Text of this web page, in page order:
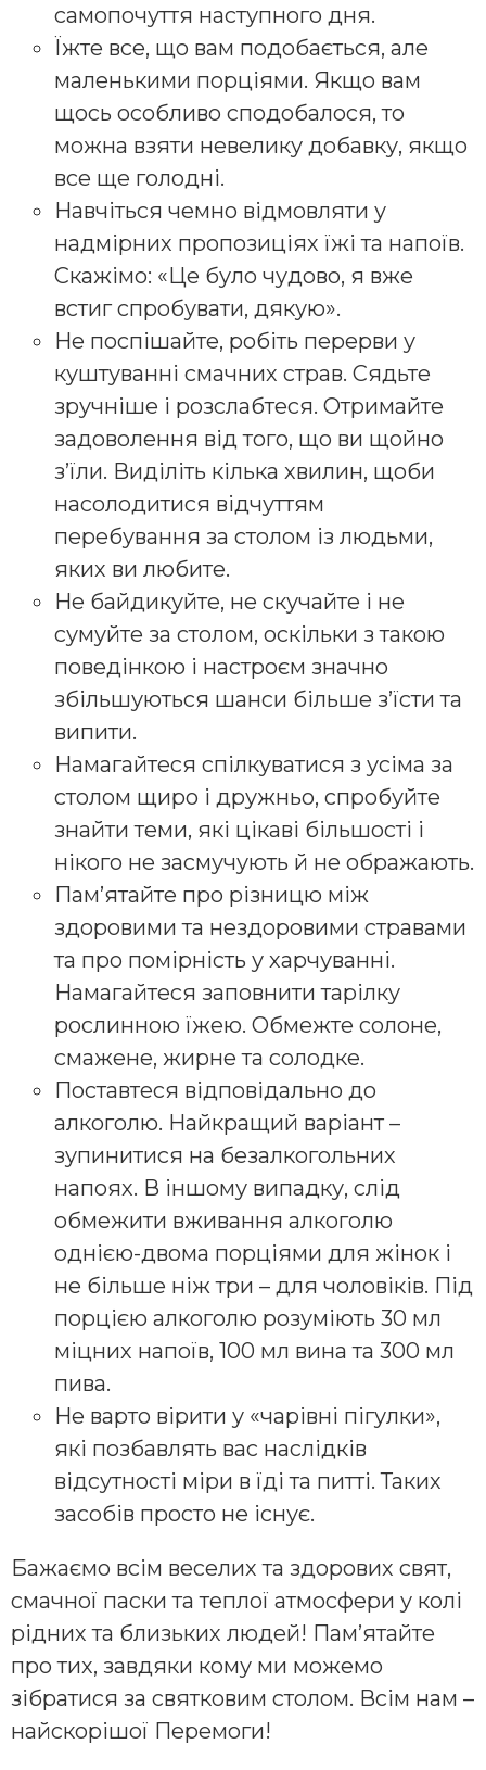
самопочуття наступного дня.
Їжте все, що вам подобається, але
маленькими порціями. Якщо вам
щось особливо сподобалося, то
можна взяти невелику добавку, якщо
все ще голодні.
Навчіться чемно відмовляти у
надмірних пропозиціях їжі та напоїв.
Скажімо: «Це було чудово, я вже
встиг спробувати, дякую».
Не поспішайте, робіть перерви у
куштуванні смачних страв. Сядьте
зручніше і розслабтеся. Отримайте
задоволення від того, що ви щойно
з’їли. Виділіть кілька хвилин, щоби
насолодитися відчуттям
перебування за столом із людьми,
яких ви любите.
Не байдикуйте, не скучайте і не
сумуйте за столом, оскільки з такою
поведінкою і настроєм значно
збільшуються шанси більше з’їсти та
випити.
Намагайтеся спілкуватися з усіма за
столом щиро і дружньо, спробуйте
знайти теми, які цікаві більшості і
нікого не засмучують й не ображають.
Памʼятайте про різницю між
здоровими та нездоровими стравами
та про помірність у харчуванні.
Намагайтеся заповнити тарілку
рослинною їжею. Обмежте солоне,
смажене, жирне та солодке.
Поставтеся відповідально до
алкоголю. Найкращий варіант –
зупинитися на безалкогольних
напоях. В іншому випадку, слід
обмежити вживання алкоголю
однією-двома порціями для жінок і
не більше ніж три – для чоловіків. Під
порцією алкоголю розуміють 30 мл
міцних напоїв, 100 мл вина та 300 мл
пива.
Не варто вірити у «чарівні пігулки»,
які позбавлять вас наслідків
відсутності міри в їді та питті. Таких
засобів просто не існує.
Бажаємо всім веселих та здорових свят,
смачної паски та теплої атмосфери у колі
рідних та близьких людей! Пам’ятайте
про тих, завдяки кому ми можемо
зібратися за святковим столом. Всім нам –
найскорішої Перемоги!